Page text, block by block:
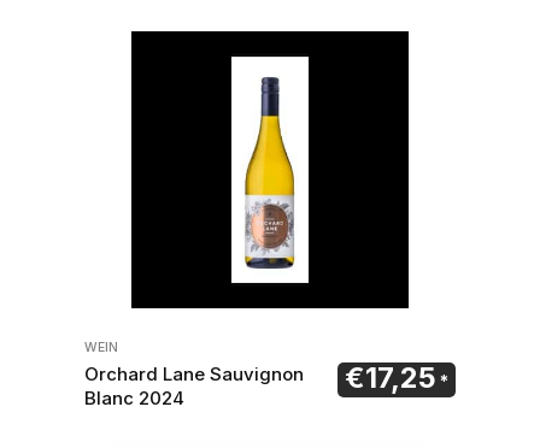
WEIN
Orchard Lane Sauvignon
Blanc 2024
€17,25